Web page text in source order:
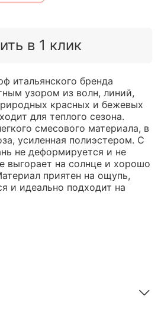
в 1 клик
итальянского бренда
узором из волн, линий,
красных и бежевых
для теплого сезона.
смесового материала, в
усиленная полиэстером. С
не деформируется и не
выгорает на солнце и хорошо
приятен на ощупь,
и идеально подходит на